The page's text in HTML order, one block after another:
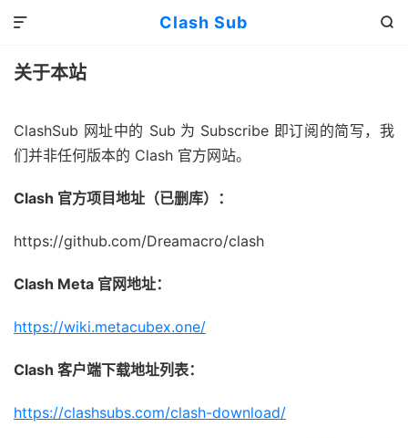
Clash Sub 

关于本站
ClashSub 网址中的 Sub 为 Subscribe 即订阅的简写，我
们并非任何版本的 Clash 官方网站。
Clash 官方项目地址（已删库）：
https://github.com/Dreamacro/clash
Clash Meta 官网地址：
https://wiki.metacubex.one/
Clash 客户端下载地址列表：
https://clashsubs.com/clash-download/